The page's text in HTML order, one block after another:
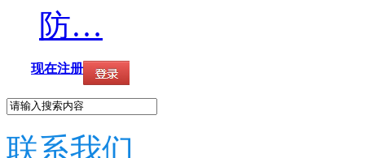
防…
现在注册
联系我们